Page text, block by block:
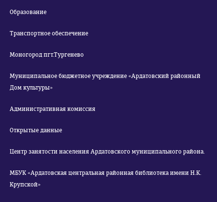
Образование
Транспортное обеспечение
Моногород пгт.Тургенево
Муниципальное бюджетное учреждение «Ардатовский районный
Дом культуры»
Административная комиссия
Открытые данные
Центр занятости населения Ардатовского муниципального района.
МБУК «Ардатовская центральная районная библиотека имени Н.К.
Крупской»